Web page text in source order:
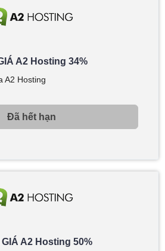
A2 Hosting 34%
A2 Hosting
Đã hết hạn
A2 Hosting 50%